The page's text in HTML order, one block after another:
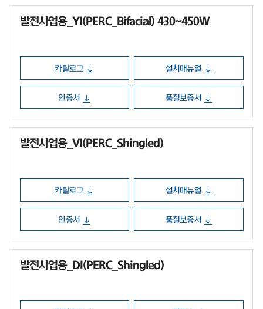
발전사업용_YI(PERC_Bifacial) 430~450W
카탈로그 설치매뉴얼
인증서 품질보증서
발전사업용_VI(PERC_Shingled)
카탈로그 설치매뉴얼
인증서 품질보증서
발전사업용_DI(PERC_Shingled)